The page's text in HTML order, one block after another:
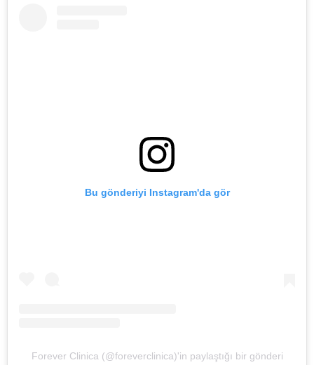
Bu gönderiyi Instagram'da gör
Forever Clinica (@foreverclinica)'in paylaştığı bir gönderi